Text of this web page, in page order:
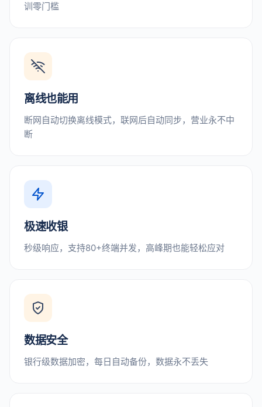
训零门槛
离线也能用
断网自动切换离线模式，联网后自动同步，营业永不中
断
极速收银
秒级响应，支持80+终端并发，高峰期也能轻松应对
数据安全
银行级数据加密，每日自动备份，数据永不丢失